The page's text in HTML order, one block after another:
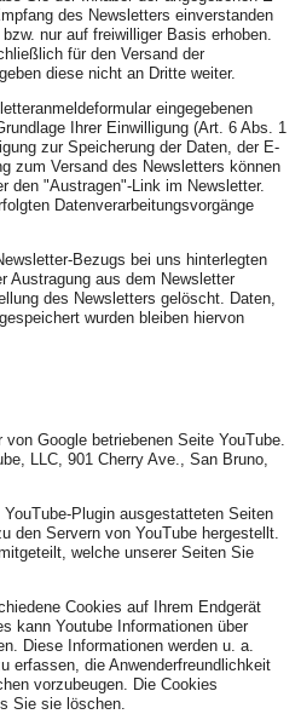
des Newsletters einverstanden
nur auf freiwilliger Basis erhoben.
für den Versand der
diese nicht an Dritte weiter.
eingegebenen
Ihrer Einwilligung (Art. 6 Abs. 1
zur Speicherung der Daten, der E-
zum Versand des Newsletters können
den "Austragen"-Link im Newsletter.
Datenverarbeitungsvorgänge
Bezugs bei uns hinterlegten
Austragung aus dem Newsletter
des Newsletters gelöscht. Daten,
wurden bleiben hiervon
Google betriebenen Seite YouTube.
LLC, 901 Cherry Ave., San Bruno,
Plugin ausgestatteten Seiten
den Servern von YouTube hergestellt.
welche unserer Seiten Sie
Cookies auf Ihrem Endgerät
kann Youtube Informationen über
Diese Informationen werden u. a.
erfassen, die Anwenderfreundlichkeit
vorzubeugen. Die Cookies
Sie sie löschen.